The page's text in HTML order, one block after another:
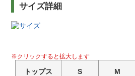
サイズ詳細
※クリックすると拡大します
トップス S M